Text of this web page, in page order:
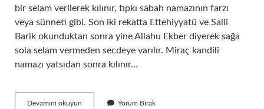
bir selam verilerek kılınır, tıpkı sabah namazının farzı
veya sünneti gibi. Son iki rekatta Ettehiyyatü ve Salli
Barik okunduktan sonra yine Allahu Ekber diyerek sağa
sola selam vermeden secdeye varılır. Miraç kandili
namazı yatsıdan sonra kılınır…
Devamını okuyun Yorum Bırak